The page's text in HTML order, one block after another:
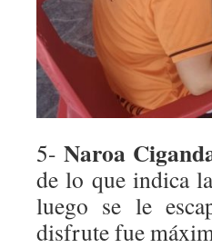
5- Naroa
de lo que indica
luego se le
disfrute fue